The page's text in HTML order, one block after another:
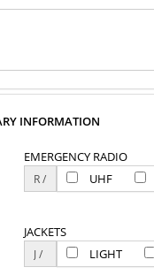
INFORMATION
EMERGENCY RADIO
UHF
JACKETS
LIGHT